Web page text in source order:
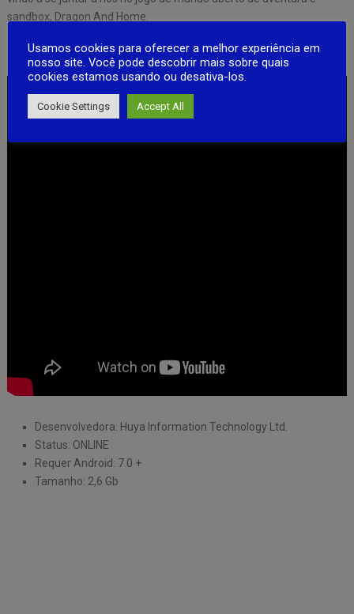
sandbox, Dragon And Home.
Android game
Desenvolvedora: Huya Information Technology Ltd.
Status: ONLINE
Requer Android: 7.0 +
Tamanho: 2,6 Gb
Usamos cookies para oferecer a melhor experiência em
nosso site. Você pode descobrir mais sobre quais
cookies estamos usando ou desativa-los.
Cookie Settings Accept All